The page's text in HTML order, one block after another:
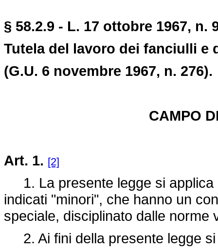
§ 58.2.9 - L. 17 ottobre 1967, n.
Tutela del lavoro dei fanciulli e
(G.U. 6 novembre 1967, n. 276).
CAMPO
Art. 1. [2]
1. La presente legge si applica
indicati "minori", che hanno un
speciale, disciplinato dalle norme
2. Ai fini della presente legge si